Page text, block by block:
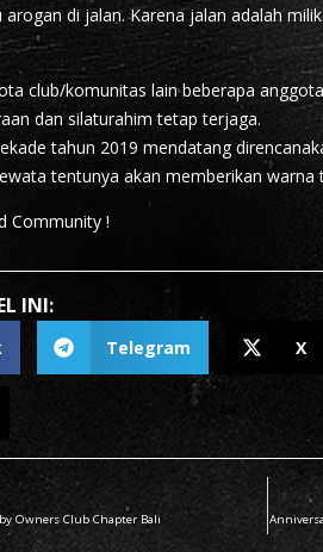
di jalan. Karena jalan adalah
club/komunitas lain beberapa
dan silaturahim tetap terjaga.
tahun 2019 mendatang
tentunya akan memberikan warna
Community !
INI:
Telegram X
Owners Club Chapter Bali